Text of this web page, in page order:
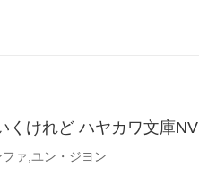
くけれど ハヤカワ文庫NV
ァ,ユン・ジヨン